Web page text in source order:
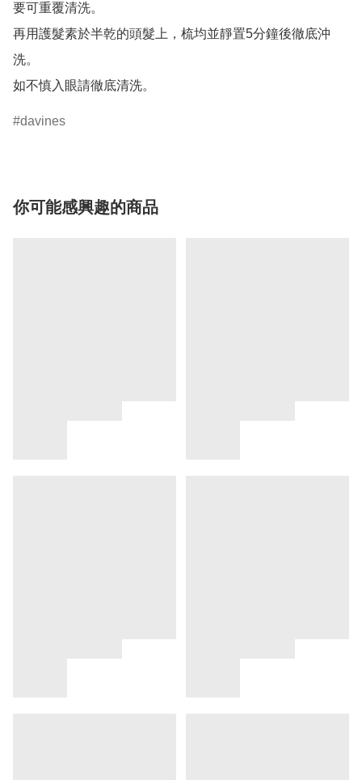
要可重覆清洗。
再用護髮素於半乾的頭髮上，梳均並靜置5分鐘後徹底沖
洗。
如不慎入眼請徹底清洗。
davines
你可能感興趣的商品